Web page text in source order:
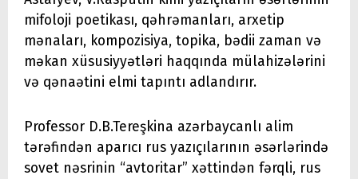
mifoloji poetikası, qəhrəmanları, arxetip
mənaları, kompozisiya, topika, bədii zaman və
məkan xüsusiyyətləri haqqında mülahizələrini
və qənaətini elmi tapıntı adlandırır.
Professor D.B.Tereşkina azərbaycanlı alim
tərəfindən aparıcı rus yazıçılarının əsərlərində
sovet nəsrinin “avtoritar” xəttindən fərqli, rus